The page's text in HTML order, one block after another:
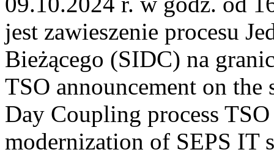
jest zawieszenie procesu
Bieżącego (SIDC) na
TSO announcement on
Day Coupling process
modernization of SEPS IT